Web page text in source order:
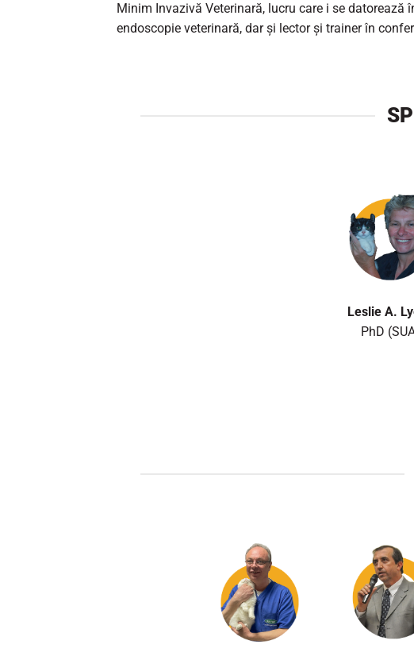
Minim Invazivă Veterinară, lucru care i se
endoscopie veterinară, dar și lector și trainer în
Leslie A.
PhD